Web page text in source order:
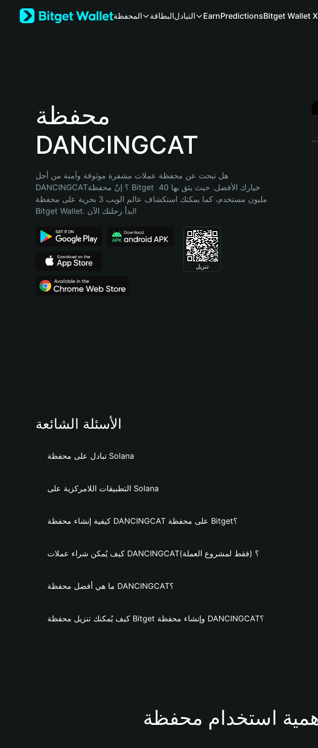
Português (Portugal)
Bahasa Indonesia
Português (Brasil)
Español (Argentina)
المحفظة البطاقةالتبادل EarnPredictionsBitget Wallet X
محفظة
DANCINGCAT
هل تبحث عن محفظة عملات مشفرة موثوقة وآمنة من أجل
DANCINGCAT؟ إنّ محفظة Bitget خيارك الأفضل. حيث يثق بها 40
مليون مستخدم، كما يمكنك استكشاف عالم الويب 3 بحرية على محفظة
Bitget Wallet. ابدأ رحلتك الآن!
تنزيل
الأسئلة الشائعة
تبادل على محفظة Solana
التطبيقات اللامركزية على Solana
كيفية إنشاء محفظة DANCINGCAT على محفظة Bitget؟
كيف يُمكن شراء عملات DANCINGCAT؟ (فقط لمشروع العملة)
ما هي أفضل محفظة DANCINGCAT؟
كيف يُمكنك تنزيل محفظة Bitget وإنشاء محفظة DANCINGCAT؟